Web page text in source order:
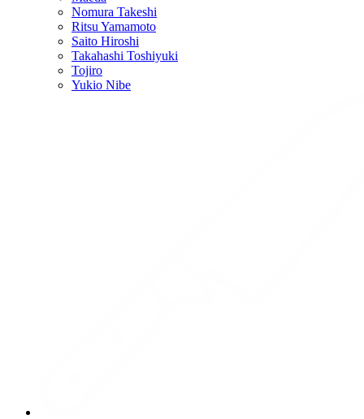
Nomura Takeshi
Ritsu Yamamoto
Saito Hiroshi
Takahashi Toshiyuki
Tojiro
Yukio Nibe